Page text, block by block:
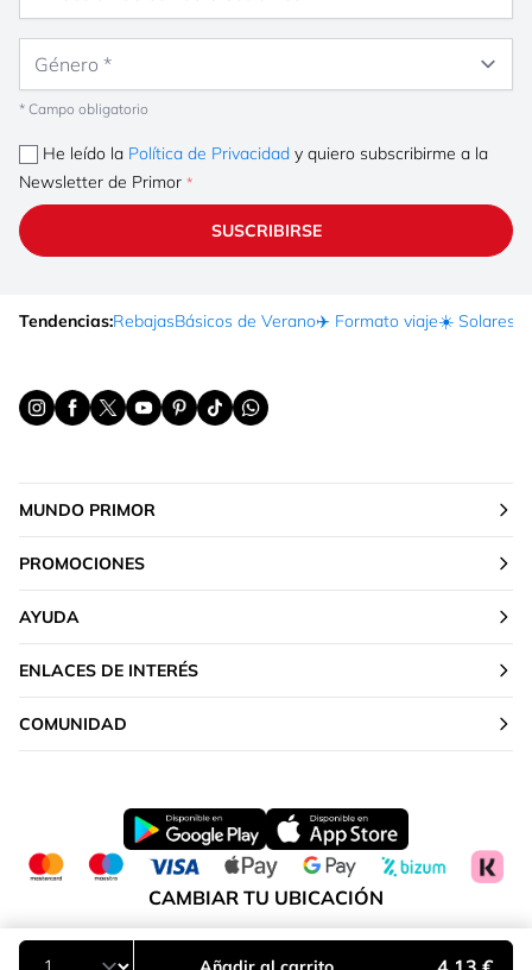
* Campo obligatorio
He leído la Política de Privacidad y quiero subscribirme a la
Newsletter de Primor
SUSCRIBIRSE
Tendencias:RebajasBásicos de Verano✈️ Formato viaje☀️ Solares
MUNDO PRIMOR
PROMOCIONES
AYUDA
ENLACES DE INTERÉS
COMUNIDAD
CAMBIAR TU UBICACIÓN
Islas Canarias